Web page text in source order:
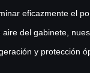
eficazmente el
aire del gabinete,
y protección